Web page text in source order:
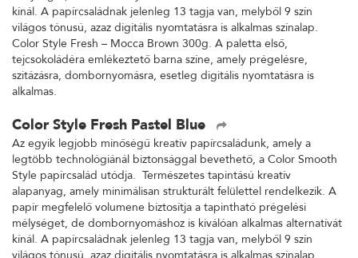
kínál. A papírcsaládnak jelenleg 13 tagja van, melyből 9 szín
világos tónusú, azaz digitális nyomtatásra is alkalmas színalap.
Color Style Fresh – Mocca Brown 300g. A paletta első,
tejcsokoládéra emlékeztető barna színe, amely prégelésre,
szitázásra, dombornyomásra, esetleg digitális nyomtatásra is
alkalmas.
Color Style Fresh Pastel Blue
Az egyik legjobb minőségű kreatív papírcsaládunk, amely a
legtöbb technológiánál biztonsággal bevethető, a Color Smooth
Style papírcsalád utódja. Természetes tapintású kreatív
alapanyag, amely minimálisan strukturált felülettel rendelkezik. A
papír megfelelő volumene biztosítja a tapintható prégelési
mélységet, de dombornyomáshoz is kiválóan alkalmas alternatívát
kínál. A papírcsaládnak jelenleg 13 tagja van, melyből 9 szín